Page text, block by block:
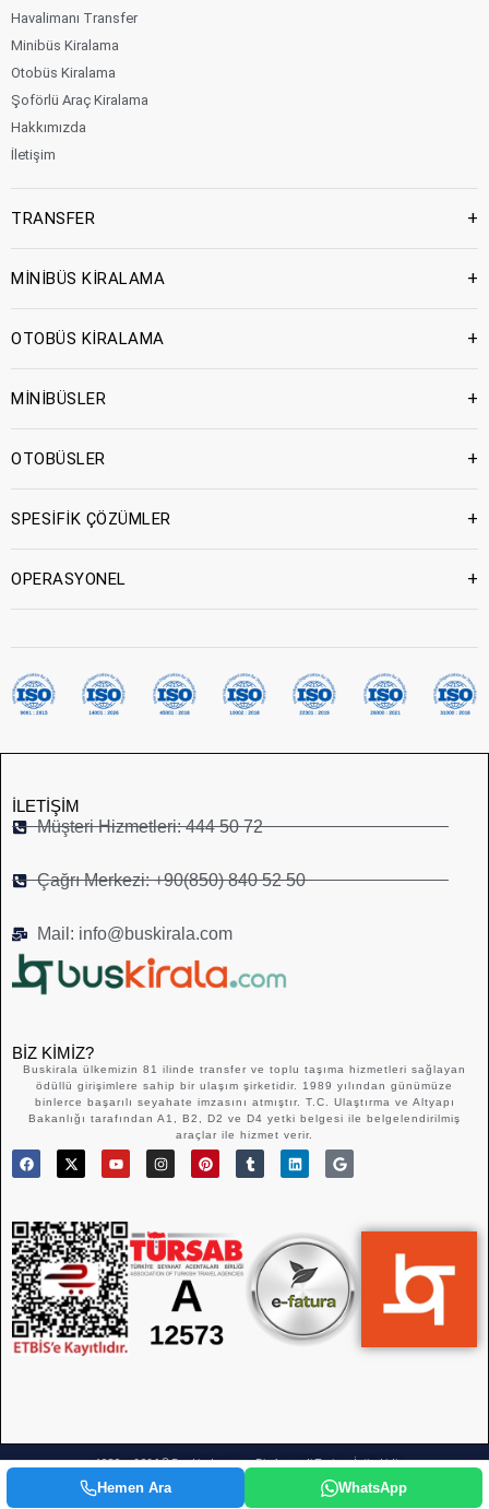
Havalimanı Transfer
Minibüs Kiralama
Otobüs Kiralama
Şoförlü Araç Kiralama
Hakkımızda
İletişim
TRANSFER +
MİNİBÜS KİRALAMA +
OTOBÜS KİRALAMA +
MİNİBÜSLER +
OTOBÜSLER +
SPESİFİK ÇÖZÜMLER +
OPERASYONEL +
İLETIŞIM
Müşteri Hizmetleri: 444 50 72
Çağrı Merkezi: +90(850) 840 52 50
Mail: info@buskirala.com
BIZ KIMIZ?
Buskirala ülkemizin 81 ilinde transfer ve toplu taşıma hizmetleri sağlayan
ödüllü girişimlere sahip bir ulaşım şirketidir. 1989 yılından günümüze
binlerce başarılı seyahate imzasını atmıştır. T.C. Ulaştırma ve Altyapı
Bakanlığı tarafından A1, B2, D2 ve D4 yetki belgesi ile belgelendirilmiş
araçlar ile hizmet verir.
1989 – 2026 © Buskirala.com – Bir Acemali Turizm İştirakidir.
Hemen Ara WhatsApp